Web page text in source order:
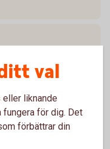
du först
prestanda
val
eller liknande
för dig. Det
förbättrar din